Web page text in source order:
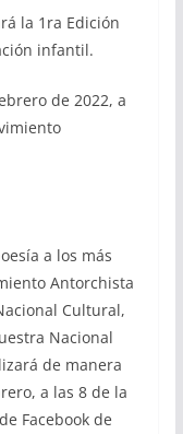
la 1ra Edición
infantil.
de 2022, a
a los más
Antorchista
Cultural,
Nacional
de manera
a las 8 de la
Facebook de